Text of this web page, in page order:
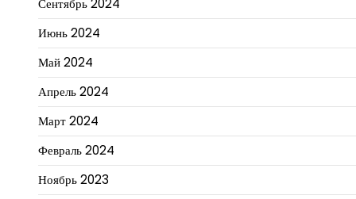
Сентябрь 2024
Июнь 2024
Май 2024
Апрель 2024
Март 2024
Февраль 2024
Ноябрь 2023